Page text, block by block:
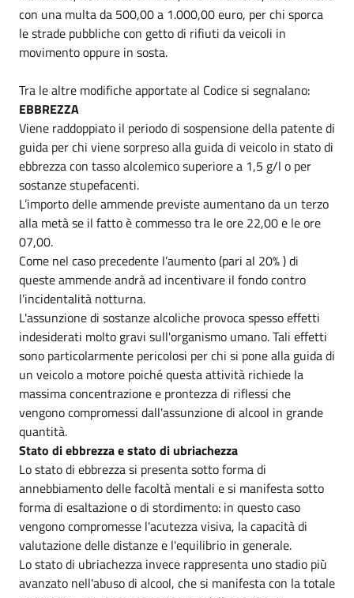
con una multa da 500,00 a 1.000,00 euro, per chi sporca
le strade pubbliche con getto di rifiuti da veicoli in
movimento oppure in sosta.
Tra le altre modifiche apportate al Codice si segnalano:
EBBREZZA
Viene raddoppiato il periodo di sospensione della patente di
guida per chi viene sorpreso alla guida di veicolo in stato di
ebbrezza con tasso alcolemico superiore a 1,5 g/l o per
sostanze stupefacenti.
L’importo delle ammende previste aumentano da un terzo
alla metà se il fatto è commesso tra le ore 22,00 e le ore
07,00.
Come nel caso precedente l’aumento (pari al 20% ) di
queste ammende andrà ad incentivare il fondo contro
l’incidentalità notturna.
L'assunzione di sostanze alcoliche provoca spesso effetti
indesiderati molto gravi sull'organismo umano. Tali effetti
sono particolarmente pericolosi per chi si pone alla guida di
un veicolo a motore poiché questa attività richiede la
massima concentrazione e prontezza di riflessi che
vengono compromessi dall'assunzione di alcool in grande
quantità.
Stato di ebbrezza e stato di ubriachezza
Lo stato di ebbrezza si presenta sotto forma di
annebbiamento delle facoltà mentali e si manifesta sotto
forma di esaltazione o di stordimento: in questo caso
vengono compromesse l'acutezza visiva, la capacità di
valutazione delle distanze e l'equilibrio in generale.
Lo stato di ubriachezza invece rappresenta uno stadio più
avanzato nell'abuso di alcool, che si manifesta con la totale